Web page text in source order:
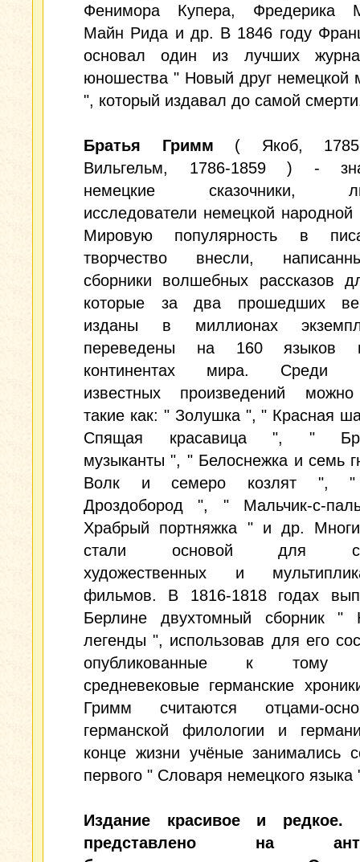
Фенимора Купера, Фредерика
Майн Рида и др. В 1846 году
основал один из лучших
юношества " Новый друг немецкой
", который издавал до самой
Братья Гримм ( Якоб,
Вильгельм, 1786-1859 ) -
немецкие сказочники,
исследователи немецкой народной
Мировую популярность в
творчество внесли,
сборники волшебных рассказов
которые за два прошедших
изданы в миллионах
переведены на 160 языков
континентах мира. Среди
известных произведений
такие как: " Золушка ", " Красная
Спящая красавица ", "
музыканты ", " Белоснежка и семь
Волк и семеро козлят ", "
Дроздобород ", " Мальчик-с-
Храбрый портняжка " и др.
стали основой для
художественных и
фильмов. В 1816-1818 годах
Берлине двухтомный сборник "
легенды ", использовав для его
опубликованные к тому
средневековые германские
Гримм считаются отцами-
германской филологии и
конце жизни учёные занимались
первого " Словаря немецкого языка
Издание красивое и редкое.
представлено на